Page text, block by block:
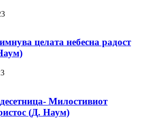
целата небесна радост
Милостивиот
(Д. Наум)